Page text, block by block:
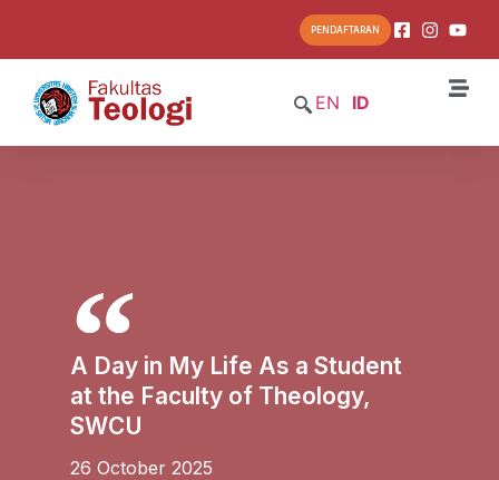
PENDAFTARAN
EN ID
A Day in My Life As a Student
at the Faculty of Theology,
SWCU
26 October 2025